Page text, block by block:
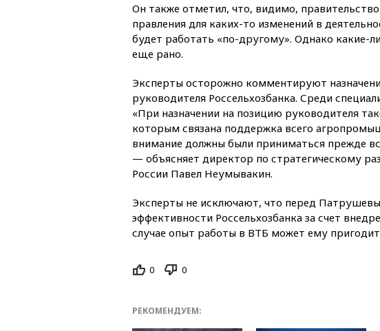
Он также отметил, что, видимо,
правления для каких-то изменений в
будет работать «по-другому». Однако какие-
еще рано.
Эксперты осторожно комментируют
руководителя Россельхозбанка. Среди
«При назначении на позицию руководителя
которым связана поддержка всего
внимание должны были приниматься прежде
— объясняет директор по стратегическому
России Павел Неумывакин.
Эксперты не исключают, что перед
эффективности Россельхозбанка за счет
случае опыт работы в ВТБ может ему
0 0
РЕКОМЕНДУЕМ: